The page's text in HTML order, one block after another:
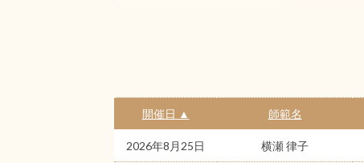
開催日 ▲ 師範名
2026年8月25日 横瀬 律子